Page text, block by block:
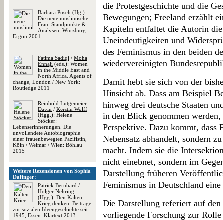
Barbara Pusch (Hg.):
Die neue muslimische
Frau. Standpunkte &
Analysen, Würzburg:
Ergon 2001
Fatima Sadiqi / Moha
Ennaji (eds.): Women
in the Middle East and
North Africa. Agents of
change, London / New York:
Routledge 2011
Reinhold Lütgemeier-
Davin / Kerstin Wolff
(Hgg.): Helene
Stöcker:
Lebenserinnerungen. Die
unvollendete Autobiographie
einer frauenbewegten Pazifistin,
Köln / Weimar / Wien: Böhlau
2015
Weitere Rezensionen von Sophia
Dafinger:
Patrick Bernhard /
Holger Nehring
(Hgg.): Den Kalten
Krieg denken. Beiträge
zur sozialen Ideengeschichte seit
1945, Essen: Klartext 2013
die Protestgeschichte und die
Bewegungen; Freeland erzählt
Kapiteln entfaltet die Autorin
Uneindeutigkeiten und
des Feminismus in den beiden
wiedervereinigten
Damit hebt sie sich von der
Hinsicht ab. Dass am Beispiel
hinweg drei deutsche Staaten
in den Blick genommen
Perspektive. Dazu kommt, dass
Nebensatz abhandelt, sondern
macht. Indem sie die
nicht einebnet, sondern im
Darstellung früheren
Feminismus in Deutschland
Die Darstellung referiert auf
vorliegende Forschung zur